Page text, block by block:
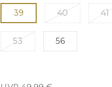
39 40 41
53 56